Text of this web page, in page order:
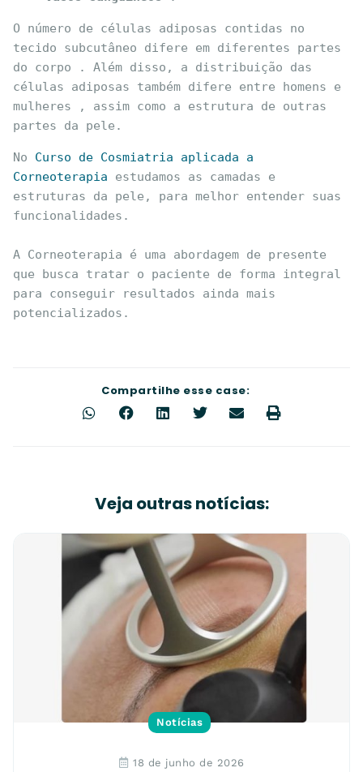
O número de células adiposas contidas no
tecido subcutâneo difere em diferentes partes
do corpo . Além disso, a distribuição das
células adiposas também difere entre homens e
mulheres , assim como a estrutura de outras
partes da pele.
No Curso de Cosmiatria aplicada a
Corneoterapia estudamos as camadas e
estruturas da pele, para melhor entender suas
funcionalidades.
A Corneoterapia é uma abordagem de presente
que busca tratar o paciente de forma integral
para conseguir resultados ainda mais
potencializados.
Compartilhe esse case:
Veja outras notícias:
Notícias
18 de junho de 2026